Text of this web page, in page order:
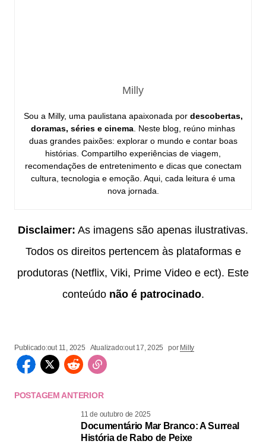
Milly
Sou a Milly, uma paulistana apaixonada por descobertas,
doramas, séries e cinema . Neste blog, reúno minhas
duas grandes paixões: explorar o mundo e contar boas
histórias. Compartilho experiências de viagem,
recomendações de entretenimento e dicas que conectam
cultura, tecnologia e emoção. Aqui, cada leitura é uma
nova jornada.
Disclaimer: As imagens são apenas ilustrativas.
Todos os direitos pertencem às plataformas e
produtoras (Netflix, Viki, Prime Video e ect). Este
conteúdo não é patrocinado.
Publicado:out 11, 2025 Atualizado:out 17, 2025 por Milly
POSTAGEM ANTERIOR
11 de outubro de 2025
Documentário Mar Branco: A Surreal
História de Rabo de Peixe